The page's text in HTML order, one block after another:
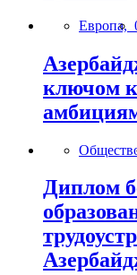
Европа,
ключом к
Диплом